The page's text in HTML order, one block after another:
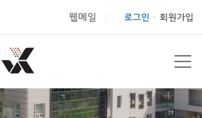
웹메일 로그인 회원가입